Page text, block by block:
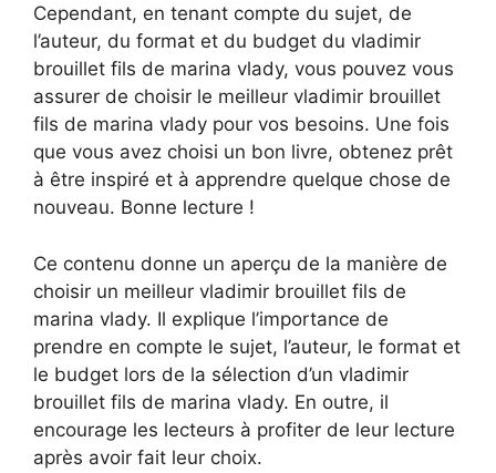
Cependant, en tenant compte du sujet, de
l’auteur, du format et du budget du vladimir
brouillet fils de marina vlady, vous pouvez vous
assurer de choisir le meilleur vladimir brouillet
fils de marina vlady pour vos besoins. Une fois
que vous avez choisi un bon livre, obtenez prêt
à être inspiré et à apprendre quelque chose de
nouveau. Bonne lecture !
Ce contenu donne un aperçu de la manière de
choisir un meilleur vladimir brouillet fils de
marina vlady. Il explique l’importance de
prendre en compte le sujet, l’auteur, le format et
le budget lors de la sélection d’un vladimir
brouillet fils de marina vlady. En outre, il
encourage les lecteurs à profiter de leur lecture
après avoir fait leur choix.